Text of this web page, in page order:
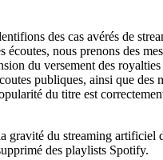
des cas avérés de
écoutes, nous prenons des
du versement des royalties
publiques, ainsi que des
du titre est
gravité du streaming artificiel
des playlists Spotify.